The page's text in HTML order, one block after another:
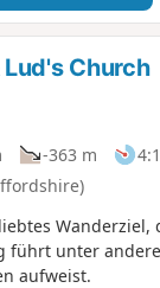
Lud's Church
-363 m
führt unter
aufweist.